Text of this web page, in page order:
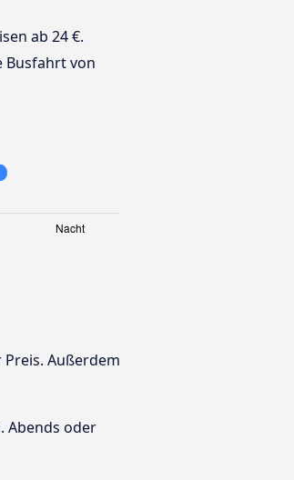
ab 24 €.
Busfahrt von
Außerdem
Abends oder